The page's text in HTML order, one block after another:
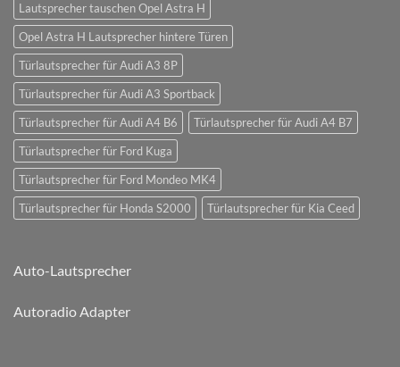
Lautsprecher tauschen Opel Astra H
Opel Astra H Lautsprecher hintere Türen
Türlautsprecher für Audi A3 8P
Türlautsprecher für Audi A3 Sportback
Türlautsprecher für Audi A4 B6
Türlautsprecher für Audi A4 B7
Türlautsprecher für Ford Kuga
Türlautsprecher für Ford Mondeo MK4
Türlautsprecher für Honda S2000
Türlautsprecher für Kia Ceed
Auto-Lautsprecher
Autoradio Adapter